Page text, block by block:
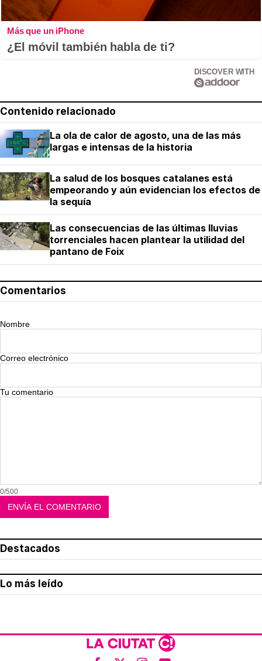
Más que un iPhone
¿El móvil también habla de ti?
DISCOVER WITH
Contenido relacionado
La ola de calor de agosto, una de las más
largas e intensas de la historia
La salud de los bosques catalanes está
empeorando y aún evidencian los efectos de
la sequía
Las consecuencias de las últimas lluvias
torrenciales hacen plantear la utilidad del
pantano de Foix
Comentarios
Nombre
Correo electrónico
Tu comentario
0/500
Destacados
Lo más leído